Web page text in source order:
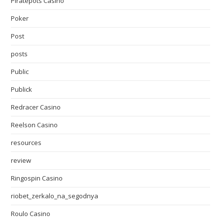
Poker
Post
posts
Public
Publick
Redracer Casino
Reelson Casino
resources
review
Ringospin Casino
riobet_zerkalo_na_segodnya
Roulo Casino